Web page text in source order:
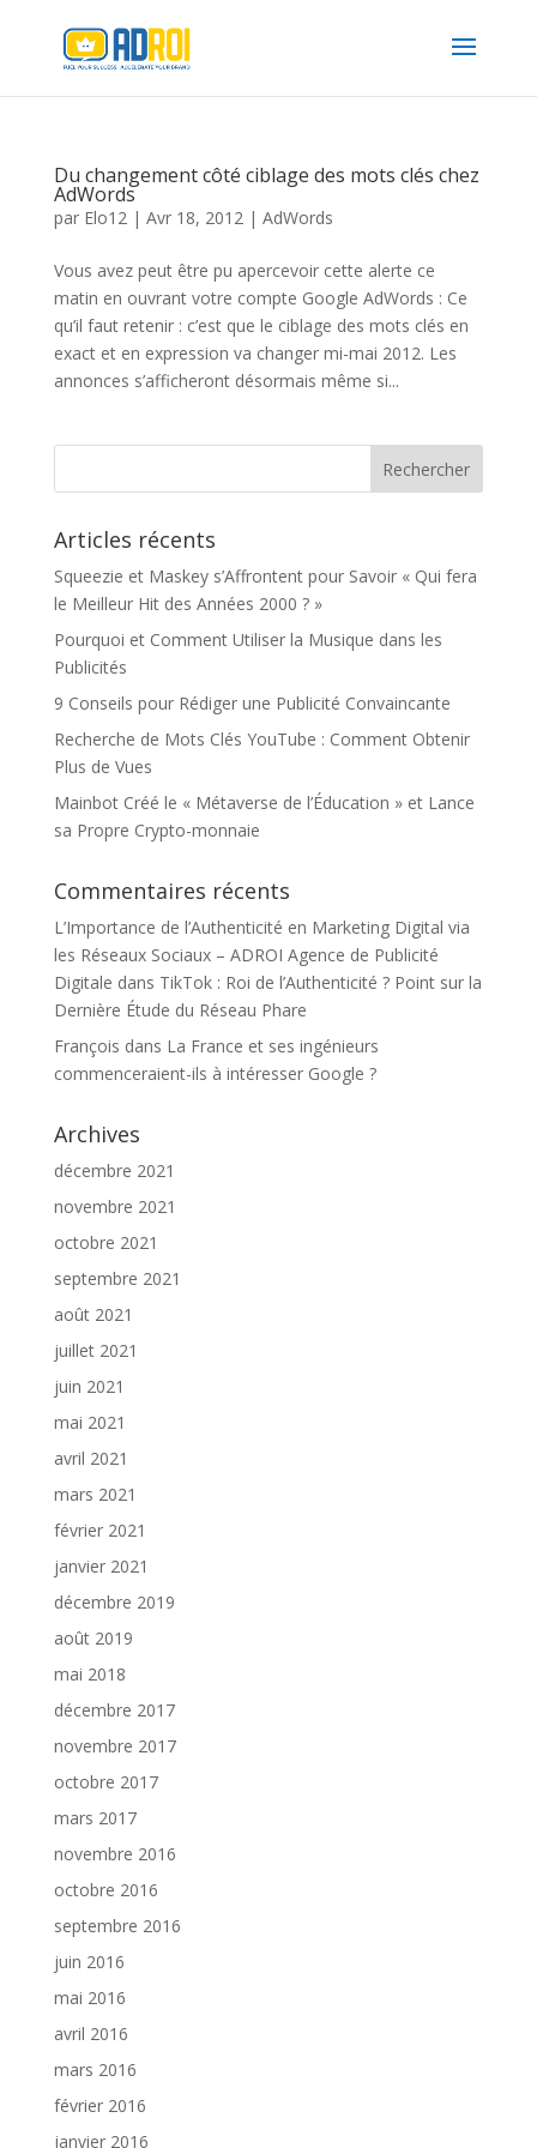
Du changement côté ciblage des mots clés chez
AdWords
par Elo12| Avr 18, 2012| AdWords
Vous avez peut être pu apercevoir cette alerte ce
matin en ouvrant votre compte Google AdWords : Ce
qu’il faut retenir : c’est que le ciblage des mots clés en
exact et en expression va changer mi-mai 2012. Les
annonces s’afficheront désormais même si...
Articles récents
Squeezie et Maskey s’Affrontent pour Savoir « Qui fera
le Meilleur Hit des Années 2000 ? »
Pourquoi et Comment Utiliser la Musique dans les
Publicités
9 Conseils pour Rédiger une Publicité Convaincante
Recherche de Mots Clés YouTube : Comment Obtenir
Plus de Vues
Mainbot Créé le « Métaverse de l’Éducation » et Lance
sa Propre Crypto-monnaie
Commentaires récents
L’Importance de l’Authenticité en Marketing Digital via
les Réseaux Sociaux – ADROI Agence de Publicité
Digitale dans TikTok : Roi de l’Authenticité ? Point sur la
Dernière Étude du Réseau Phare
François dans La France et ses ingénieurs
commenceraient-ils à intéresser Google ?
Archives
décembre 2021
novembre 2021
octobre 2021
septembre 2021
août 2021
juillet 2021
juin 2021
mai 2021
avril 2021
mars 2021
février 2021
janvier 2021
décembre 2019
août 2019
mai 2018
décembre 2017
novembre 2017
octobre 2017
mars 2017
novembre 2016
octobre 2016
septembre 2016
juin 2016
mai 2016
avril 2016
mars 2016
février 2016
janvier 2016